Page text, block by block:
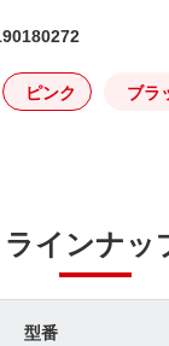
ピンク ブラ
ラインナッ
型番